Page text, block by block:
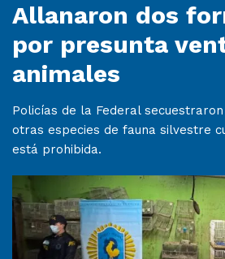
Allanaron dos
por presunta
animales
Policías de la Federal
otras especies de fauna silvestre
está prohibida.